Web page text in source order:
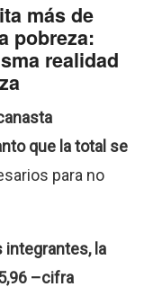
más de
pobreza:
realidad
que la total se
para no
integrantes, la
–cifra